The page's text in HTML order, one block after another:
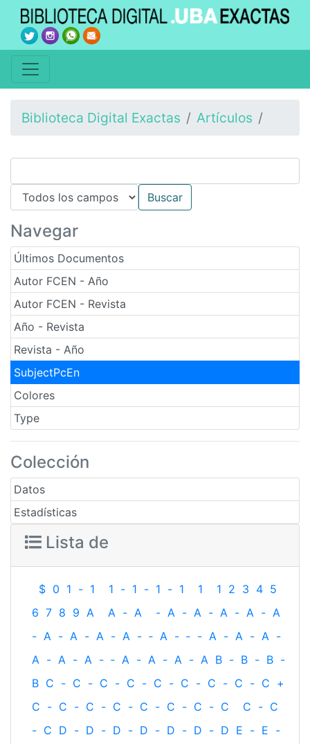
Biblioteca Digital Exactas Artículos
Navegar
Últimos Documentos
Autor FCEN - Año
Autor FCEN - Revista
Año - Revista
Revista - Año
SubjectPcEn
Colores
Type
Colección
Datos
Estadísticas
Lista de
$ 0 1 - 1 1 - 1 - 1 - 1 1 1 2 3 4 5
6 7 8 9 A A - A - A - A - A - A - A
- A - A - A - A - ‐ A - ‐ - A - A - A -
A - A - A - ‐ A - A - A - A B - B - B -
B C - C - C - C - C - C - C - C - C +
C - C - C - C - C - C - C - C C - C
- C D - D - D - D - D - D - D E - E -